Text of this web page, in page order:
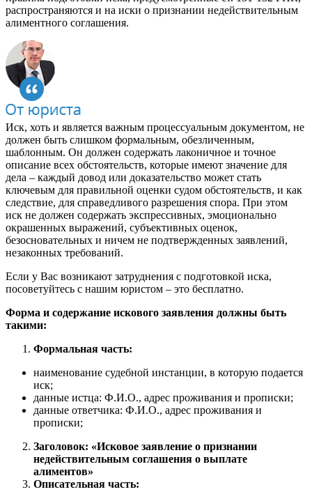
распространяются и на иски о признании недействительным
алиментного соглашения.
Иск, хоть и является важным процессуальным документом, не
должен быть слишком формальным, обезличенным,
шаблонным. Он должен содержать лаконичное и точное
описание всех обстоятельств, которые имеют значение для
дела – каждый довод или доказательство может стать
ключевым для правильной оценки судом обстоятельств, и как
следствие, для справедливого разрешения спора. При этом
иск не должен содержать экспрессивных, эмоционально
окрашенных выражений, субъективных оценок,
безосновательных и ничем не подтвержденных заявлений,
незаконных требований.
Если у Вас возникают затруднения с подготовкой иска,
посоветуйтесь с нашим юристом – это бесплатно.
Форма и содержание искового заявления должны быть
такими:
Формальная часть:
наименование судебной инстанции, в которую подается
иск;
данные истца: Ф.И.О., адрес проживания и прописки;
данные ответчика: Ф.И.О., адрес проживания и
прописки;
Заголовок: «Исковое заявление о признании
недействительным соглашения о выплате
алиментов»
Описательная часть: